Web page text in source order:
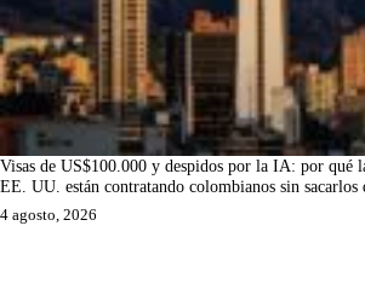
Visas de US$100.000 y despidos por la IA: por qué
EE. UU. están contratando colombianos sin sacarlos
4 agosto, 2026